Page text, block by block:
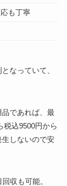
も丁寧
なっていて、
であれば、最
税込9500円から
しないので安
収も可能。